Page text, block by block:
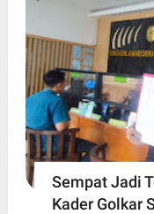
Sempat Jadi
Kader Golkar